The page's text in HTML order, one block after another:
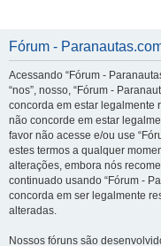
Fórum -
Acessando “Fórum -
“nos”, nosso, “Fórum -
concorda em estar legalmente
não concorde em estar
favor não acesse e/ou use
estes termos a qualquer
alterações, embora nós
continuado usando “Fórum -
concorda em ser legalmente
alteradas.
Nossos fóruns são